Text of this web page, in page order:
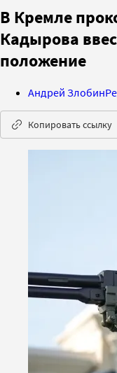
В Кремле
Кадырова
положение
Андрей Злобин
Копировать ссылку